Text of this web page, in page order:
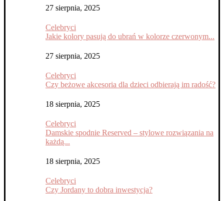
27 sierpnia, 2025
Celebryci
Jakie kolory pasują do ubrań w kolorze czerwonym...
27 sierpnia, 2025
Celebryci
Czy beżowe akcesoria dla dzieci odbierają im radość?
18 sierpnia, 2025
Celebryci
Damskie spodnie Reserved – stylowe rozwiązania na
każdą...
18 sierpnia, 2025
Celebryci
Czy Jordany to dobra inwestycja?